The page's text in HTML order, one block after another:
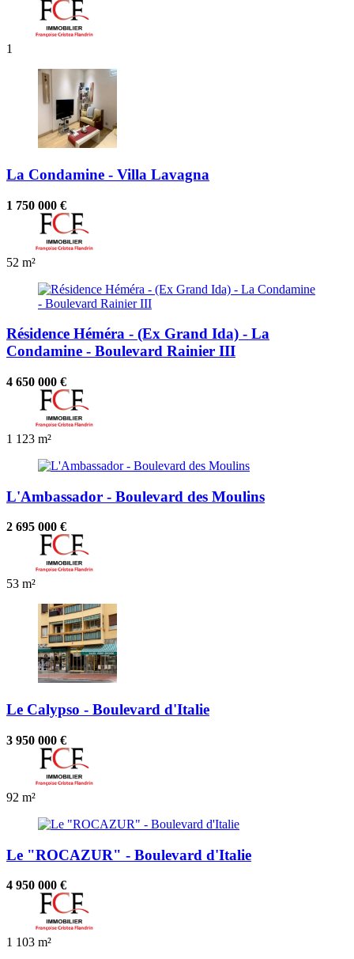
1
La Condamine - Villa Lavagna
1 750 000 €
52 m²
Résidence Héméra - (Ex Grand Ida) - La
Condamine - Boulevard Rainier III
4 650 000 €
1 123 m²
L'Ambassador - Boulevard des Moulins
2 695 000 €
53 m²
Le Calypso - Boulevard d'Italie
3 950 000 €
92 m²
Le "ROCAZUR" - Boulevard d'Italie
4 950 000 €
1 103 m²